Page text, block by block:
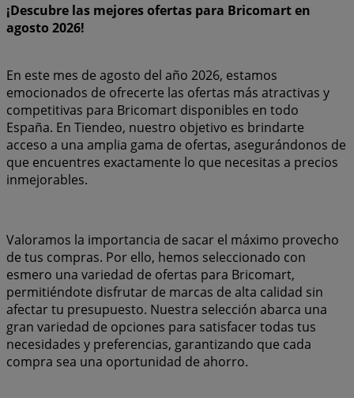
¡Descubre las mejores ofertas para Bricomart en
agosto 2026!
En este mes de agosto del año 2026, estamos
emocionados de ofrecerte las ofertas más atractivas y
competitivas para Bricomart disponibles en todo
España. En Tiendeo, nuestro objetivo es brindarte
acceso a una amplia gama de ofertas, asegurándonos de
que encuentres exactamente lo que necesitas a precios
inmejorables.
Valoramos la importancia de sacar el máximo provecho
de tus compras. Por ello, hemos seleccionado con
esmero una variedad de ofertas para Bricomart,
permitiéndote disfrutar de marcas de alta calidad sin
afectar tu presupuesto. Nuestra selección abarca una
gran variedad de opciones para satisfacer todas tus
necesidades y preferencias, garantizando que cada
compra sea una oportunidad de ahorro.